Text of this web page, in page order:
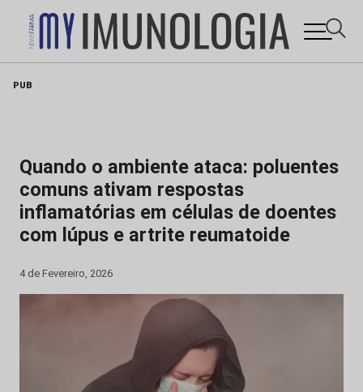
PUB
Quando o ambiente ataca: poluentes
comuns ativam respostas
inflamatórias em células de doentes
com lúpus e artrite reumatoide
4 de Fevereiro, 2026